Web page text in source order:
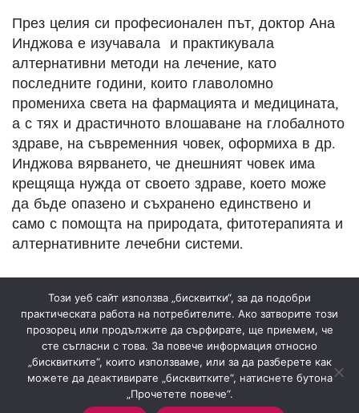
През целия си професионален път, доктор Ана
Инджова е изучавала и практикувала
алтернативни методи на лечение, като
последните години, които главоломно
промениха света на фармацията и медицината,
а с тях и драстичното влошаване на глобалното
здраве, на съвременния човек, оформиха в др.
Инджова вярването, че днешният човек има
крещяща нужда от своето здраве, което може
да бъде опазено и съхранено единствено и
само с помощта на природата, фитотерапията и
алтернативните лечебни системи.
Знахария Всички права запазени
Този уеб сайт използва „бисквитки“, за да подобри
практическата работа на потребителите. Ако затворите този
прозорец или продължите да сърфирате, ще приемем, че
сте съгласни с това. За повече информация относно
„бисквитките“, които използваме, или за да разберете как
можете да деактивирате „бисквитките“, натиснете бутона
„Прочетете повече“.